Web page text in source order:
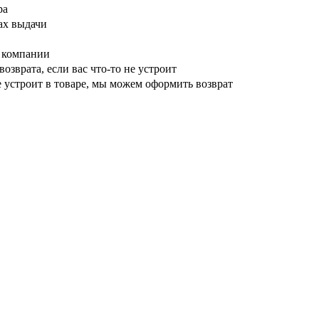
выдачи
если вас что-то не устроит
в товаре, мы можем оформить возврат